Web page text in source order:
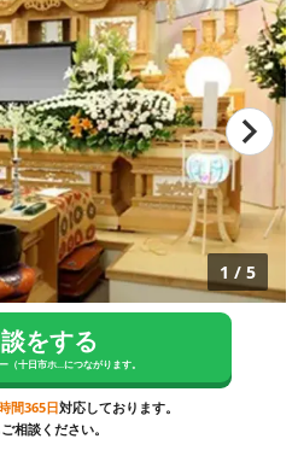
1 / 5
をする
（十日市ホ... につながります。
間365日対応しております。
相談ください。